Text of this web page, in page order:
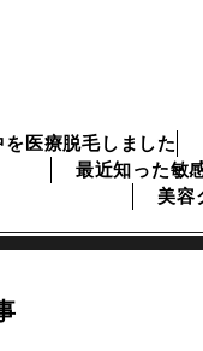
医療脱毛しました
最近知った敏
美容